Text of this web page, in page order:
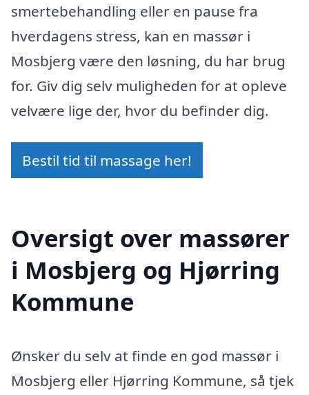
smertebehandling eller en pause fra
hverdagens stress, kan en massør i
Mosbjerg være den løsning, du har brug
for. Giv dig selv muligheden for at opleve
velvære lige der, hvor du befinder dig.
Bestil tid til massage her!
Oversigt over massører
i Mosbjerg og Hjørring
Kommune
Ønsker du selv at finde en god massør i
Mosbjerg eller Hjørring Kommune, så tjek